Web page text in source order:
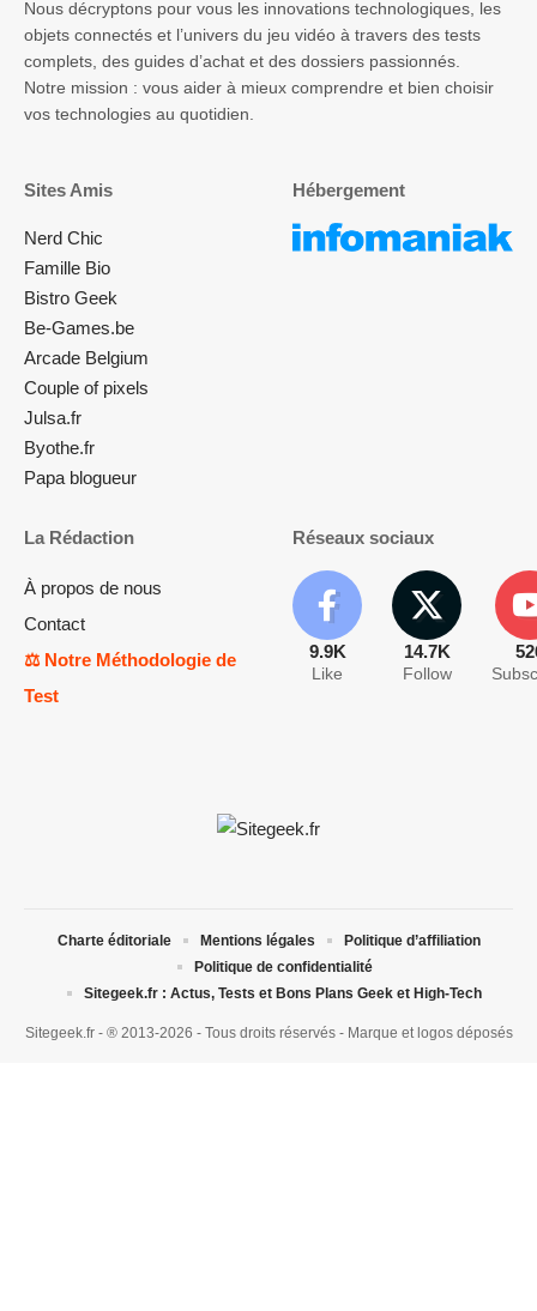
Nous décryptons pour vous les innovations technologiques, les
objets connectés et l’univers du jeu vidéo à travers des tests
complets, des guides d’achat et des dossiers passionnés.
Notre mission : vous aider à mieux comprendre et bien choisir
vos technologies au quotidien.
Sites Amis
Nerd Chic
Famille Bio
Bistro Geek
Be-Games.be
Arcade Belgium
Couple of pixels
Julsa.fr
Byothe.fr
Papa blogueur
Hébergement
La Rédaction
À propos de nous
Contact
⚖️ Notre Méthodologie de
Test
Réseaux sociaux
9.9K
Like
14.7K
Follow
Sitegeek.fr - ® 2013-2026 - Tous droits réservés - Marque et logos déposés
Charte éditoriale Mentions légales
Politique d’affiliation
Politique de confidentialité
Sitegeek.fr : Actus, Tests et Bons Plans Geek et High-Tech